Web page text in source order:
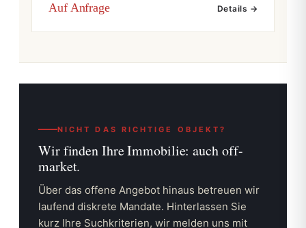
Auf Anfrage Details →
NICHT DAS RICHTIGE OBJEKT?
Wir finden Ihre Immobilie:auch off-
market.
Über das offene Angebot hinaus betreuen wir
laufend diskrete Mandate. Hinterlassen Sie
kurz Ihre Suchkriterien, wir melden uns mit